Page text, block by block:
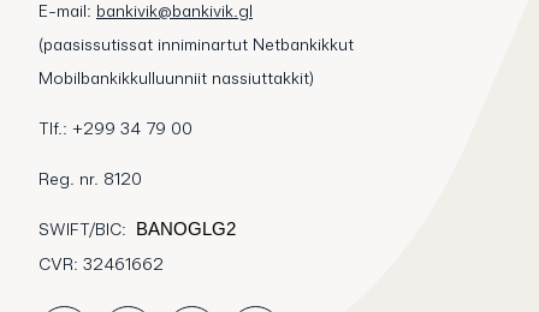
E-mail: bankivik@bankivik.gl
(paasissutissat inniminartut Netbankikkut
Mobilbankikkulluunniit nassiuttakkit)
Tlf.: +299 34 79 00
Reg. nr. 8120
SWIFT/BIC:
BANOGLG2
CVR: 32461662